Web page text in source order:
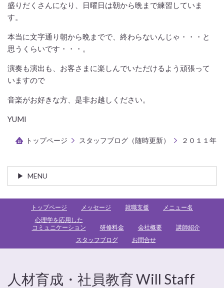
盛りだくさんになり、日曜日は朝から晩まで練習していま
す。
本当に文字通り朝から晩までで、終わらないんじゃ・・・と
思うくらいです・・・。
演奏も演出も、お客さまに楽しんでいただけるよう頑張って
いますので
音楽がお好きな方、是非お越しください。
YUMI
トップページ スタッフブログ（随時更新） ２０１１年
MENU
トップページ メッセージ 就職支援
メニュー名
心理学を応用した
コミュニケーション
研修料金 会社概要
講師紹介
スタッフブログ
お問合せ
人材育成・社員教育 Will Staff